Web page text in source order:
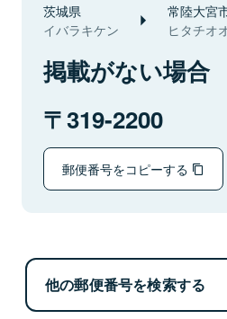
茨城県
イバラキケン
常陸大宮
ヒタチオ
掲載がない場合
319-2200
郵便番号をコピーする
他の郵便番号を検索する